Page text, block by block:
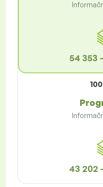
54 353
43 202